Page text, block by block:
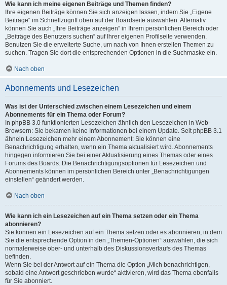
Wie kann ich meine eigenen Beiträge und Themen finden?
Ihre eigenen Beiträge können Sie sich anzeigen lassen, indem Sie „Eigene
Beiträge“ im Schnellzugriff oben auf der Boardseite auswählen. Alternativ
können Sie auch „Ihre Beiträge anzeigen“ in Ihrem persönlichen Bereich oder
„Beiträge des Benutzers suchen“ auf Ihrer eigenen Profilseite verwenden.
Benutzen Sie die erweiterte Suche, um nach von Ihnen erstellen Themen zu
suchen. Tragen Sie dort die entsprechenden Optionen in die Suchmaske ein.
Nach oben
Abonnements und Lesezeichen
Was ist der Unterschied zwischen einem Lesezeichen und einem
Abonnements für ein Thema oder Forum?
In phpBB 3.0 funktionierten Lesezeichen ähnlich den Lesezeichen in Web-
Browsern: Sie bekamen keine Informationen bei einem Update. Seit phpBB 3.1
ähneln Lesezeichen mehr einem Abonnement: Sie können eine
Benachrichtigung erhalten, wenn ein Thema aktualisiert wird. Abonnements
hingegen informieren Sie bei einer Aktualisierung eines Themas oder eines
Forums des Boards. Die Benachrichtigungsoptionen für Lesezeichen und
Abonnements können im persönlichen Bereich unter „Benachrichtigungen
einstellen“ geändert werden.
Nach oben
Wie kann ich ein Lesezeichen auf ein Thema setzen oder ein Thema
abonnieren?
Sie können ein Lesezeichen auf ein Thema setzen oder es abonnieren, in dem
Sie die entsprechende Option in den „Themen-Optionen“ auswählen, die sich
normalerweise ober- und unterhalb des Diskussionsverlaufs des Themas
befinden.
Wenn Sie bei der Antwort auf ein Thema die Option „Mich benachrichtigen,
sobald eine Antwort geschrieben wurde“ aktivieren, wird das Thema ebenfalls
für Sie abonniert.